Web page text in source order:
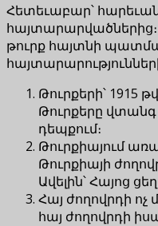
Հետեւաբար՝
հայտարարվածներից։
թուրք հայտնի
Թուրքերի՝ 1915
Թուրքերը
դեպքում։
Թուրքիայում
Թուրքիայի
Ավելին՝ Հայոց
Հայ ժողովրդի
հայ ժողովրդի